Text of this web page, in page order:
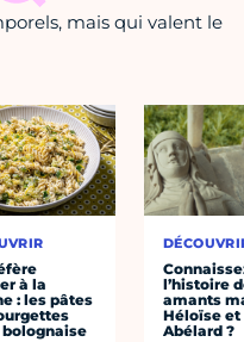
mais qui valent le
à la
: les pâtes
l’histoire
amants
Héloïse et
Abélard ?